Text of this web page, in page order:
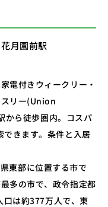
月園前駅
電付きウィークリー・
スリー(Union
ら徒歩圏内。コスパ
きます。条件と入居
東部に位置する市で
多の市で、政令指定都
は約377万人で、東